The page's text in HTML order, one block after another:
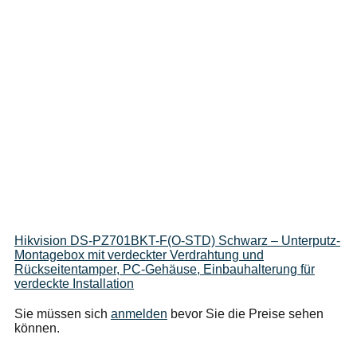
Hikvision DS-PZ701BKT-F(O-STD) Schwarz – Unterputz-
Montagebox mit verdeckter Verdrahtung und
Rückseitentamper, PC-Gehäuse, Einbauhalterung für
verdeckte Installation
Sie müssen sich anmelden bevor Sie die Preise sehen
können.